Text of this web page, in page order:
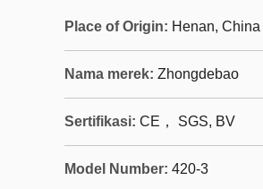
Place of Origin: Henan, China
Nama merek: Zhongdebao
Sertifikasi: CE， SGS, BV
Model Number: 420-3